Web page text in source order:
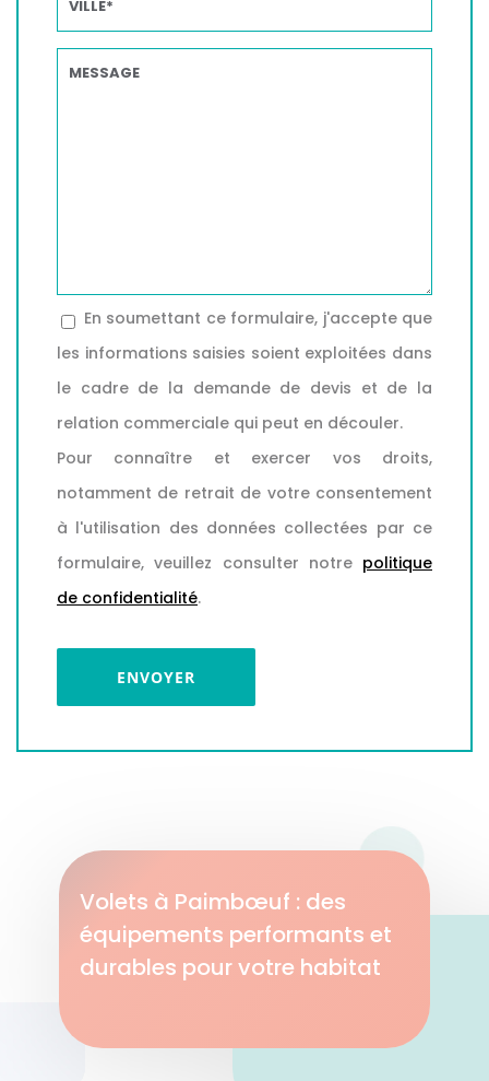
En soumettant ce formulaire, j'accepte que
les informations saisies soient exploitées dans
le cadre de la demande de devis et de la
relation commerciale qui peut en découler.
Pour connaître et exercer vos droits,
notamment de retrait de votre consentement
à l'utilisation des données collectées par ce
formulaire, veuillez consulter notre politique
de confidentialité.
Volets à Paimbœuf : des
équipements performants et
durables pour votre habitat